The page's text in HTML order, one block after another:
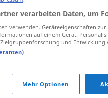
mexerobjecto
mexer(≈
verarbeiten Daten, um
verwenden. Geräteeigenschaften
auf einem Gerät.
und Entwicklung
Mehr Optionen